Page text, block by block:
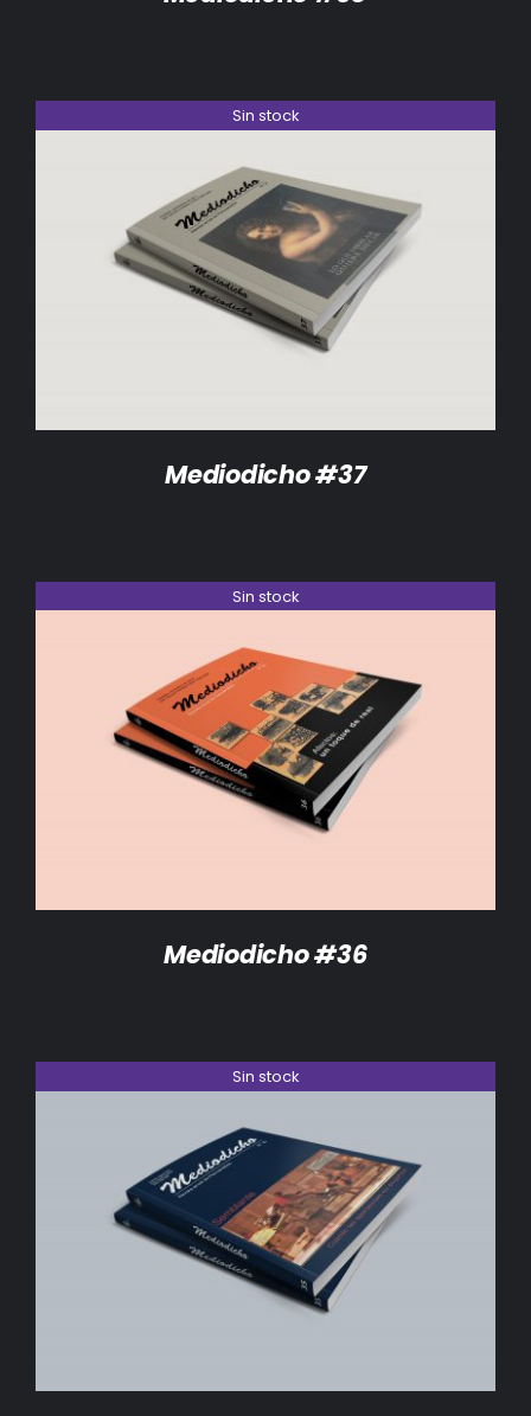
Sin stock
DETALLES
Mediodicho #37
Sin stock
DETALLES
Mediodicho #36
Sin stock
DETALLES